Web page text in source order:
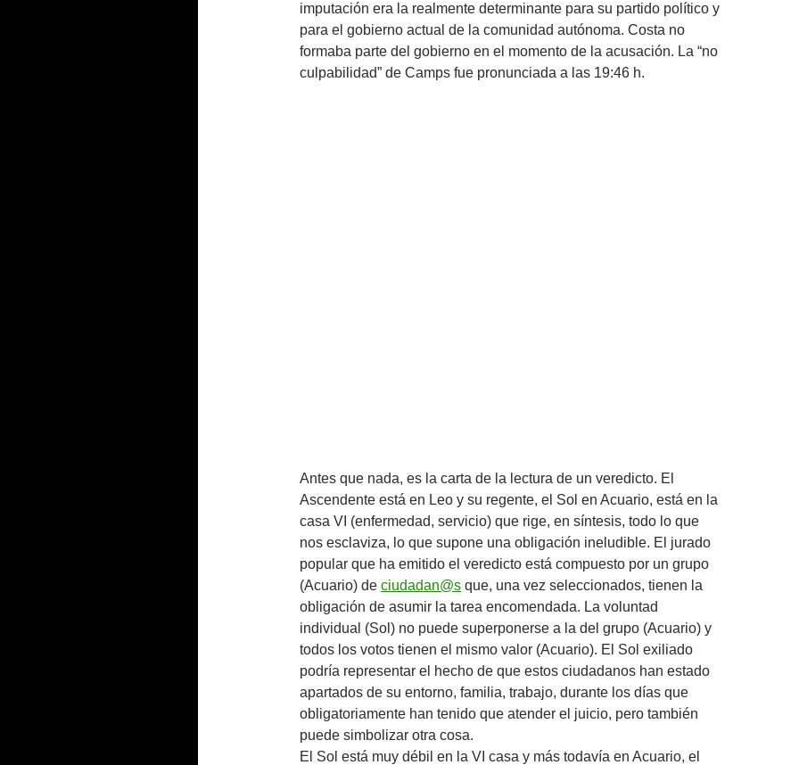
imputación era la realmente determinante para su partido político y
para el gobierno actual de la comunidad autónoma. Costa no
formaba parte del gobierno en el momento de la acusación. La “no
culpabilidad” de Camps fue pronunciada a las 19:46 h.
Antes que nada, es la carta de la lectura de un veredicto. El
Ascendente está en Leo y su regente, el Sol en Acuario, está en la
casa VI (enfermedad, servicio) que rige, en síntesis, todo lo que
nos esclaviza, lo que supone una obligación ineludible. El jurado
popular que ha emitido el veredicto está compuesto por un grupo
(Acuario) de ciudadan@s que, una vez seleccionados, tienen la
obligación de asumir la tarea encomendada. La voluntad
individual (Sol) no puede superponerse a la del grupo (Acuario) y
todos los votos tienen el mismo valor (Acuario). El Sol exiliado
podría representar el hecho de que estos ciudadanos han estado
apartados de su entorno, familia, trabajo, durante los días que
obligatoriamente han tenido que atender el juicio, pero también
puede simbolizar otra cosa.
El Sol está muy débil en la VI casa y más todavía en Acuario, el